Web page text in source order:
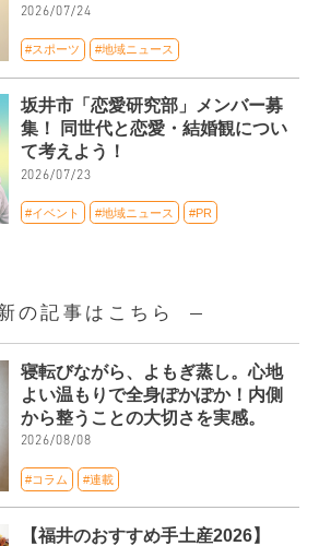
2026/07/24
#スポーツ #地域ニュース
坂井市「恋愛研究部」メンバー募
集！ 同世代と恋愛・結婚観につい
て考えよう！
2026/07/23
#イベント #地域ニュース #PR
の記事はこちら
寝転びながら、よもぎ蒸し。心地
よい温もりで全身ぽかぽか！内側
から整うことの大切さを実感。
2026/08/08
#コラム #連載
【福井のおすすめ手土産2026】